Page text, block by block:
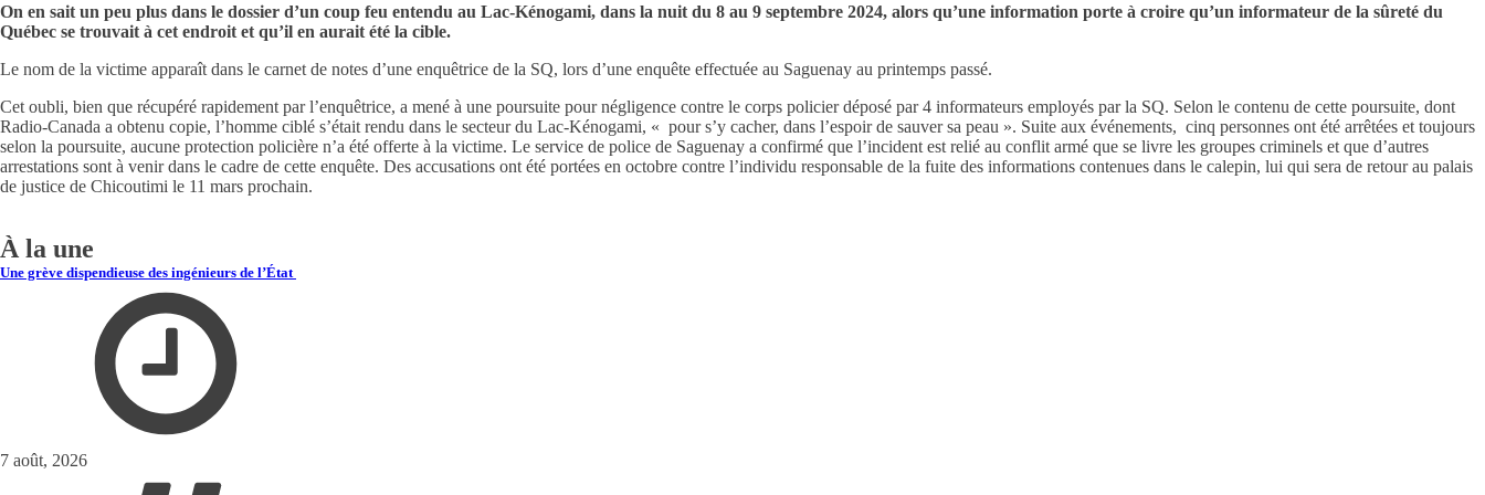
On en sait un peu plus dans le dossier d’un coup feu entendu au Lac-Kénogami, dans la nuit du 8 au 9 septembre 2024, alors qu’une information porte à croire qu’un informateur de la sûreté du
Québec se trouvait à cet endroit et qu’il en aurait été la cible.
Le nom de la victime apparaît dans le carnet de notes d’une enquêtrice de la SQ, lors d’une enquête effectuée au Saguenay au printemps passé.
Cet oubli, bien que récupéré rapidement par l’enquêtrice, a mené à une poursuite pour négligence contre le corps policier déposé par 4 informateurs employés par la SQ. Selon le contenu de cette poursuite, dont
Radio-Canada a obtenu copie, l’homme ciblé s’était rendu dans le secteur du Lac-Kénogami, « pour s’y cacher, dans l’espoir de sauver sa peau ». Suite aux événements, cinq personnes ont été arrêtées et toujours
selon la poursuite, aucune protection policière n’a été offerte à la victime. Le service de police de Saguenay a confirmé que l’incident est relié au conflit armé que se livre les groupes criminels et que d’autres
arrestations sont à venir dans le cadre de cette enquête. Des accusations ont été portées en octobre contre l’individu responsable de la fuite des informations contenues dans le calepin, lui qui sera de retour au palais
de justice de Chicoutimi le 11 mars prochain.
À la une
Une grève dispendieuse des ingénieurs de l’État
7 août, 2026